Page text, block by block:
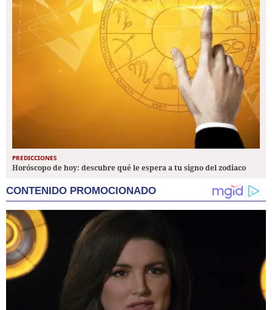
PREDICCIONES
Horóscopo de hoy: descubre qué le espera a tu signo del zodiaco
CONTENIDO PROMOCIONADO